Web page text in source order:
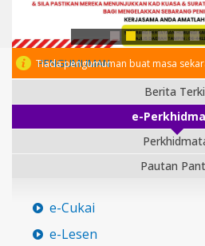
PENGUMUMAN
Tiada pengumuman buat masa
Berita
e-
Pautan
e-Cukai
e-Lesen